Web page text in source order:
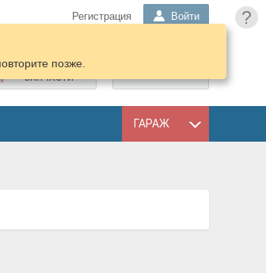
?
Регистрация Войти
ПОДОБРАТЬ
ЗАПЧАСТИ
ГАРАЖ
позже.